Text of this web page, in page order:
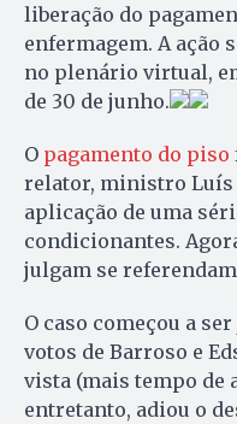
liberação do
enfermagem. A ação
no plenário virtual,
de 30 de junho.
O pagamento do piso
relator, ministro Luís
aplicação de uma
condicionantes.
julgam se
O caso começou a
votos de Barroso e
vista (mais tempo de
entretanto, adiou o